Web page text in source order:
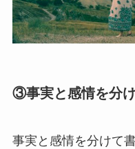
③事実と感情を分
事実と感情を分けて